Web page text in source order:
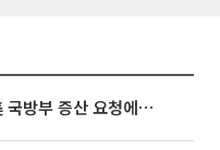
[특징주] “탄약 부족하다“ 美 국방부 증산 요청에⋯국내 방산주 급등세